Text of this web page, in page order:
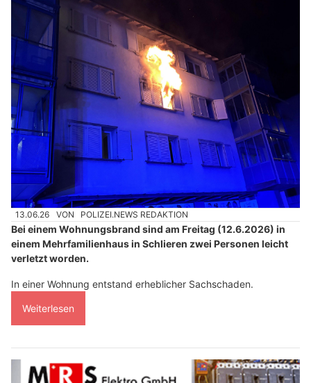
13.06.26 VON POLIZEI.NEWS REDAKTION
Bei einem Wohnungsbrand sind am Freitag (12.6.2026) in
einem Mehrfamilienhaus in Schlieren zwei Personen leicht
verletzt worden.
In einer Wohnung entstand erheblicher Sachschaden.
Weiterlesen